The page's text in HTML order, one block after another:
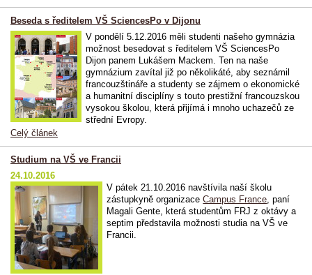
Beseda s ředitelem VŠ SciencesPo v Dijonu
V pondělí 5.12.2016 měli studenti našeho gymnázia
možnost besedovat s ředitelem VŠ SciencesPo
Dijon panem Lukášem Mackem. Ten na naše
gymnázium zavítal již po několikáté, aby seznámil
francouzštináře a studenty se zájmem o ekonomické
a humanitní disciplíny s touto prestižní francouzskou
vysokou školou, která přijímá i mnoho uchazečů ze
střední Evropy.
Celý článek
Studium na VŠ ve Francii
24.10.2016
V pátek 21.10.2016 navštívila naší školu
zástupkyně organizaceCampus France, paní
Magali Gente, která studentům FRJ z oktávy a
septim představila možnosti studia na VŠ ve
Francii.